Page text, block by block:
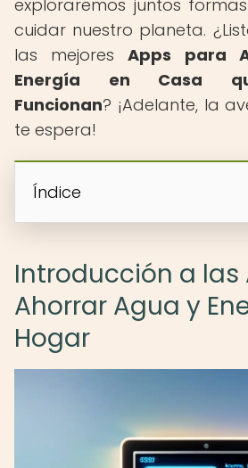
exploraremos juntos
cuidar nuestro planeta.
las mejoresApps para
Energía en Casa
Funcionan? ¡Adelante, la
te espera!
Índice
Introducción a las
Ahorrar Agua y
Hogar